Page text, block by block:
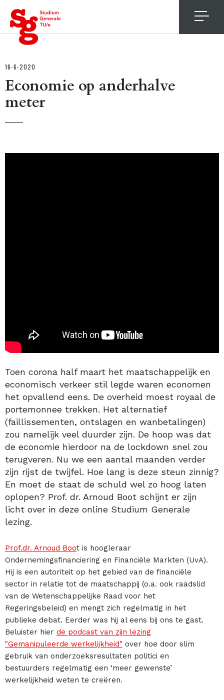
16-6-2020
Economie op anderhalve
meter
Toen corona half maart het maatschappelijk en
economisch verkeer stil legde waren economen
het opvallend eens. De overheid moest royaal de
portemonnee trekken. Het alternatief
(faillissementen, ontslagen en wanbetalingen)
zou namelijk veel duurder zijn. De hoop was dat
de economie hierdoor na de lockdown snel zou
terugveren. Nu we een aantal maanden verder
zijn rijst de twijfel. Hoe lang is deze steun zinnig?
En moet de staat de schuld wel zo hoog laten
oplopen? Prof. dr. Arnoud Boot schijnt er zijn
licht over in deze online Studium Generale
lezing.
Prof.dr. Arnoud Boot is hoogleraar
Ondernemingsfinanciering en Financiële Markten (UvA).
Hij is een autoriteit op het gebied van de financiële
sector in relatie tot de maatschappij (o.a. ook raadslid
van de Wetenschappelijke Raad voor het
Regeringsbeleid) en mengt zich regelmatig in het
publieke debat. Eerder was hij al eens bij ons te gast.
Beluister hier de podcast van zijn lezing
"Gemanipuleerde werkelijkheid" over hoe door slim
gebruik van onderzoeksresultaten politici en
bestuurders regelmatig een ‘meer gewenste’
werkelijkheid weten te creëren.